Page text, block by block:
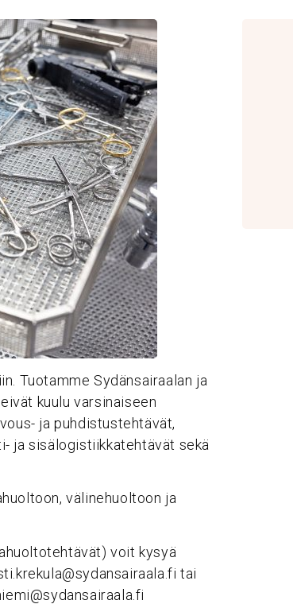
Tuotamme Sydänsairaalan ja
kuulu varsinaiseen
ja puhdistustehtävät,
ja sisälogistiikkatehtävät sekä
välinehuoltoon ja
voit kysyä
tai